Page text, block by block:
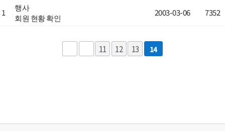
1
행사
회원 현황 확인
2003-03-06 7352
11 12 13 14